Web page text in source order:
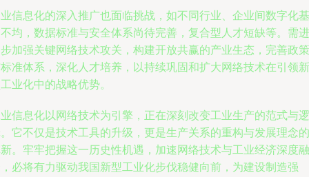
信息化的深入推广也面临挑战，如不同行业、企业间数字化基
均，数据标准与安全体系尚待完善，复合型人才短缺等。需进
加强关键网络技术攻关，构建开放共赢的产业生态，完善政策
准体系，深化人才培养，以持续巩固和扩大网络技术在引领新
业化中的战略优势。
信息化以网络技术为引擎，正在深刻改变工业生产的范式与逻
它不仅是技术工具的升级，更是生产关系的重构与发展理念的
。牢牢把握这一历史性机遇，加速网络技术与工业经济深度融
必将有力驱动我国新型工业化步伐稳健向前，为建设制造强